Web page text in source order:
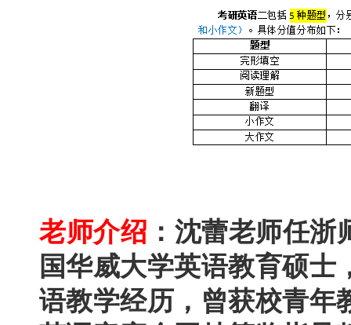
老师介绍 ：沈蕾老师任浙
国华威大学英语教育硕
语教学经历，曾获校青年